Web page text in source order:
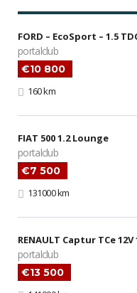
FORD – EcoSport – 1.5
portalclub
€10 800
160 km
FIAT 500 1.2 Lounge
portalclub
€7 500
131000 km
RENAULT Captur TCe
portalclub
€13 500